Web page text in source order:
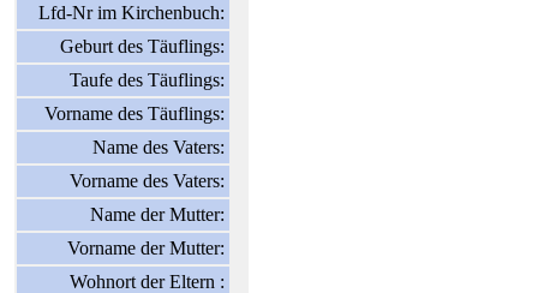
Lfd-Nr im Kirchenbuch:
Geburt des Täuflings:
Taufe des Täuflings:
Vorname des Täuflings:
Name des Vaters:
Vorname des Vaters:
Name der Mutter:
Vorname der Mutter:
Wohnort der Eltern :